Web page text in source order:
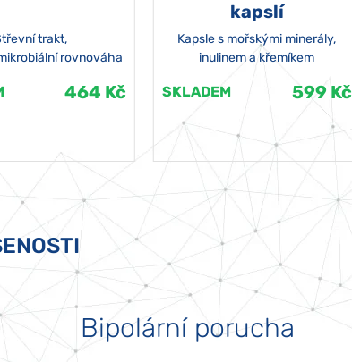
trakt,
rovnováha
464 Kč
kapslí
Kapsle s mořskými minerály,
inulinem a křemíkem
SKLADEM 599 Kč
Bipolární porucha